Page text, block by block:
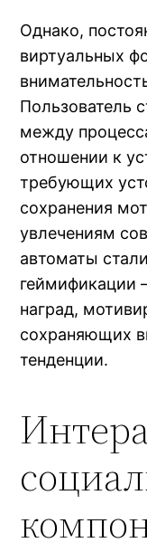
Однако,
виртуальных
Пользователь
между
отношении к
требующих
сохранения
увлечениям
автоматы
геймификации
наград,
сохраняющих
тенденции.